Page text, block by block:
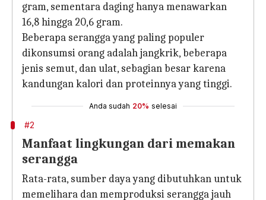
gram, sementara daging hanya menawarkan
16,8 hingga 20,6 gram.
Beberapa serangga yang paling populer
dikonsumsi orang adalah jangkrik, beberapa
jenis semut, dan ulat, sebagian besar karena
kandungan kalori dan proteinnya yang tinggi.
Anda sudah 20% selesai
#2
Manfaat lingkungan dari memakan
serangga
Rata-rata, sumber daya yang dibutuhkan untuk
memelihara dan memproduksi serangga jauh